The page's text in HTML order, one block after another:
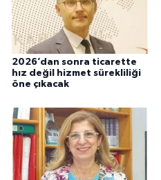
2026’dan sonra ticarette
hız değil hizmet sürekliliği
öne çıkacak